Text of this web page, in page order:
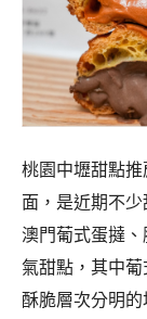
桃園中壢甜點推
面，是近期不
澳門葡式蛋撻
氣甜點，其中葡
酥脆層次分明